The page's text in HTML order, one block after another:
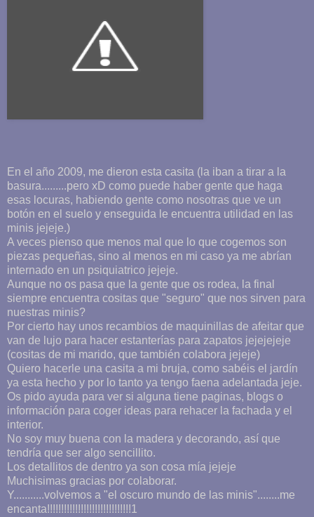
En el año 2009, me dieron esta casita (la iban a tirar a la
basura.........pero xD como puede haber gente que haga
esas locuras, habiendo gente como nosotras que ve un
botón en el suelo y enseguida le encuentra utilidad en las
minis jejeje.)
A veces pienso que menos mal que lo que cogemos son
piezas pequeñas, sino al menos en mi caso ya me abrían
internado en un psiquiatrico jejeje.
Aunque no os pasa que la gente que os rodea, la final
siempre encuentra cositas que "seguro" que nos sirven para
nuestras minis?
Por cierto hay unos recambios de maquinillas de afeitar que
van de lujo para hacer estanterías para zapatos jejejejeje
(cositas de mi marido, que también colabora jejeje)
Quiero hacerle una casita a mi bruja, como sabéis el jardín
ya esta hecho y por lo tanto ya tengo faena adelantada jeje.
Os pido ayuda para ver si alguna tiene paginas, blogs o
información para coger ideas para rehacer la fachada y el
interior.
No soy muy buena con la madera y decorando, así que
tendría que ser algo sencillito.
Los detallitos de dentro ya son cosa mía jejeje
Muchisimas gracias por colaborar.
Y...........volvemos a "el oscuro mundo de las minis"........me
encanta!!!!!!!!!!!!!!!!!!!!!!!!!!!!!!1